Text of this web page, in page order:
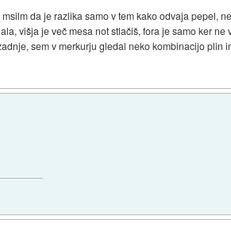
da je razlika samo v tem kako odvaja pepel,
višja je več mesa not stlačiš, fora je samo ker
sem v merkurju gledal neko kombinacijo plin